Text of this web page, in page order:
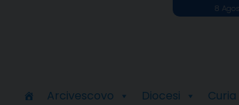
8
Arcivescovo Diocesi Curia